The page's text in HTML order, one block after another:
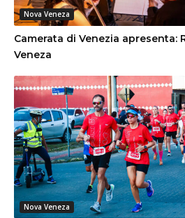
Nova Veneza
Camerata di Venezia apresenta:
Veneza
Nova Veneza